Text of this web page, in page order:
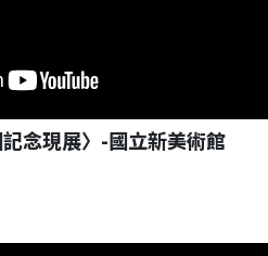
念現展〉-國立新美術館